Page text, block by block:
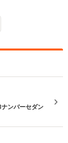
ンバーセダン